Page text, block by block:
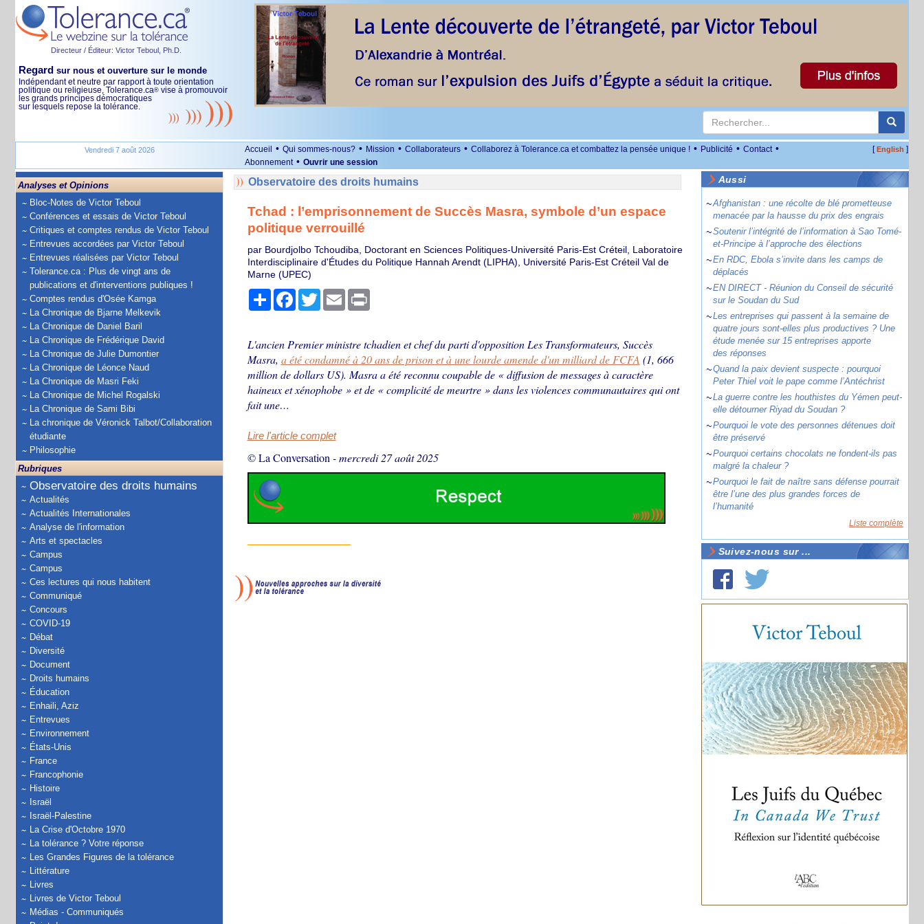
Directeur / Éditeur: Victor Teboul, Ph.D.
Regard sur nous et ouverture sur le monde
Indépendant et neutre par rapport à toute orientation
politique ou religieuse, Tolerance.ca® vise à promouvoir
les grands principes démocratiques
sur lesquels repose la tolérance.
Vendredi 7 août 2026 Accueil • Qui sommes-nous? • Mission • Collaborateurs • Collaborez à Tolerance.ca et combattez la pensée unique ! • Publicité • Contact •
Abonnement • Ouvrir une session
[English ]
Analyses et Opinions
Bloc-Notes de Victor Teboul
Conférences et essais de Victor Teboul
Critiques et comptes rendus de Victor Teboul
Entrevues accordées par Victor Teboul
Entrevues réalisées par Victor Teboul
Tolerance.ca : Plus de vingt ans de
publications et d'interventions publiques !
Comptes rendus d'Osée Kamga
La Chronique de Bjarne Melkevik
La Chronique de Daniel Baril
La Chronique de Frédérique David
La Chronique de Julie Dumontier
La Chronique de Léonce Naud
La Chronique de Masri Feki
La Chronique de Michel Rogalski
La Chronique de Sami Bibi
La chronique de Véronick Talbot/Collaboration
étudiante
Philosophie
Rubriques
Observatoire des droits humains
Actualités
Actualités Internationales
Analyse de l'information
Arts et spectacles
Campus
Campus
Ces lectures qui nous habitent
Communiqué
Concours
COVID-19
Débat
Diversité
Document
Droits humains
Éducation
Enhaili, Aziz
Entrevues
Environnement
États-Unis
France
Francophonie
Histoire
Israël
Israël-Palestine
La Crise d'Octobre 1970
La tolérance ? Votre réponse
Les Grandes Figures de la tolérance
Littérature
Livres
Livres de Victor Teboul
Médias - Communiqués
Observatoire des droits humains
Tchad : l’emprisonnement de Succès Masra, symbole d’un espace
politique verrouillé
par Bourdjolbo Tchoudiba, Doctorant en Sciences Politiques-Université Paris-Est Créteil, Laboratoire
Interdisciplinaire d'Études du Politique Hannah Arendt (LIPHA), Université Paris-Est Créteil Val de
Marne (UPEC)
PartagerFacebook
TwitterEmail Print
L'ancien Premier ministre tchadien et chef du parti d'opposition Les Transformateurs, Succès
Masra, a été condamné à 20 ans de prison et à une lourde amende d'un milliard de FCFA (1, 666
million de dollars US). Masra a été reconnu coupable de « diffusion de messages à caractère
haineux et xénophobe » et de « complicité de meurtre » dans les violences communautaires qui ont
fait une…
Lire l'article complet
© La Conversation -mercredi 27 août 2025
Aussi
~Afghanistan : une récolte de blé prometteuse
menacée par la hausse du prix des engrais
~Soutenir l’intégrité de l’information à Sao Tomé-
et-Principe à l’approche des élections
~En RDC, Ebola s’invite dans les camps de
déplacés
~EN DIRECT - Réunion du Conseil de sécurité
sur le Soudan du Sud
~Les entreprises qui passent à la semaine de
quatre jours sont-elles plus productives ? Une
étude menée sur 15 entreprises apporte
des réponses
~Quand la paix devient suspecte : pourquoi
Peter Thiel voit le pape comme l’Antéchrist
~La guerre contre les houthistes du Yémen peut-
elle détourner Riyad du Soudan ?
~Pourquoi le vote des personnes détenues doit
être préservé
~Pourquoi certains chocolats ne fondent-ils pas
malgré la chaleur ?
~Pourquoi le fait de naître sans défense pourrait
être l’une des plus grandes forces de
l’humanité
Liste complète
Suivez-nous sur ...